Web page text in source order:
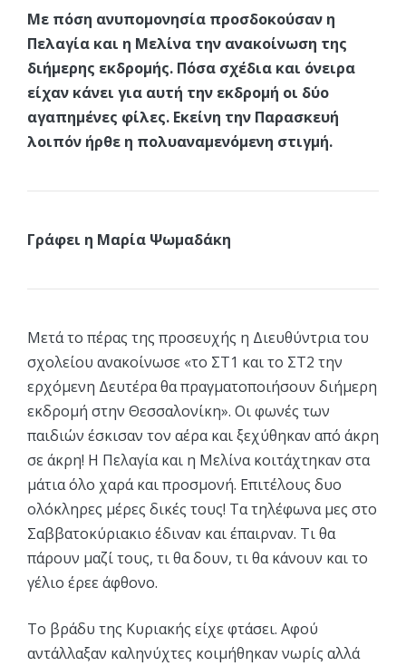
Με πόση ανυπομονησία προσδοκούσαν η
Πελαγία και η Μελίνα την ανακοίνωση της
διήμερης εκδρομής. Πόσα σχέδια και όνειρα
είχαν κάνει για αυτή την εκδρομή οι δύο
αγαπημένες φίλες. Εκείνη την Παρασκευή
λοιπόν ήρθε η πολυαναμενόμενη στιγμή.
Γράφει η Μαρία Ψωμαδάκη
Μετά το πέρας της προσευχής η Διευθύντρια του
σχολείου ανακοίνωσε «το ΣΤ1 και το ΣΤ2 την
ερχόμενη Δευτέρα θα πραγματοποιήσουν διήμερη
εκδρομή στην Θεσσαλονίκη». Οι φωνές των
παιδιών έσκισαν τον αέρα και ξεχύθηκαν από άκρη
σε άκρη! Η Πελαγία και η Μελίνα κοιτάχτηκαν στα
μάτια όλο χαρά και προσμονή. Επιτέλους δυο
ολόκληρες μέρες δικές τους! Τα τηλέφωνα μες στο
Σαββατοκύριακιο έδιναν και έπαιρναν. Τι θα
πάρουν μαζί τους, τι θα δουν, τι θα κάνουν και το
γέλιο έρεε άφθονο.
Το βράδυ της Κυριακής είχε φτάσει. Αφού
αντάλλαξαν καληνύχτες κοιμήθηκαν νωρίς αλλά